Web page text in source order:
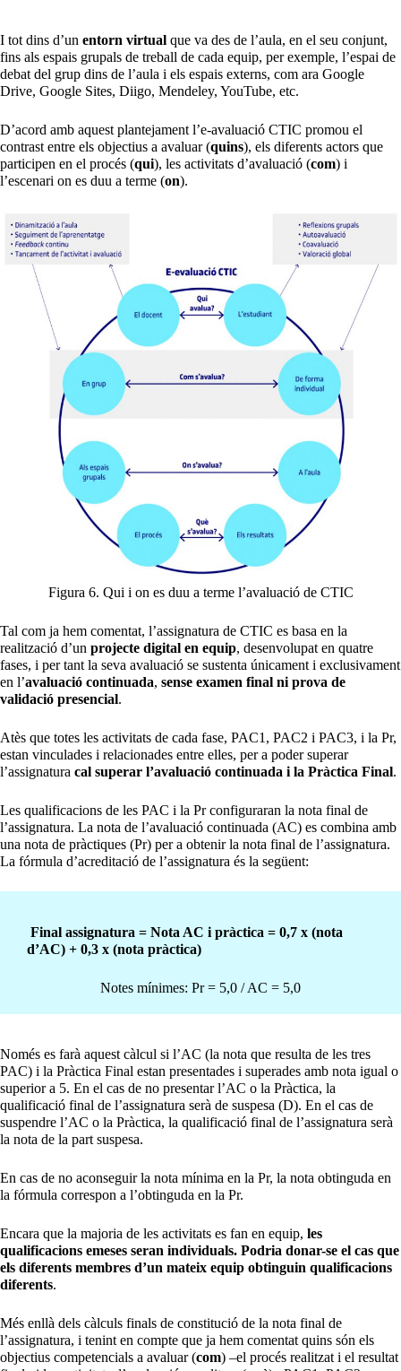
I tot dins d’un entorn virtual que va des de l’aula, en el seu conjunt,
fins als espais grupals de treball de cada equip, per exemple, l’espai de
debat del grup dins de l’aula i els espais externs, com ara Google
Drive, Google Sites, Diigo, Mendeley, YouTube, etc.
D’acord amb aquest plantejament l’e-avaluació CTIC promou el
contrast entre els objectius a avaluar (quins), els diferents actors que
participen en el procés (qui), les activitats d’avaluació (com) i
l’escenari on es duu a terme (on).
Figura 6. Qui i on es duu a terme l’avaluació de CTIC
Tal com ja hem comentat, l’assignatura de CTIC es basa en la
realització d’un projecte digital en equip, desenvolupat en quatre
fases, i per tant la seva avaluació se sustenta únicament i exclusivament
en l’avaluació continuada, sense examen final ni prova de
validació presencial.
Atès que totes les activitats de cada fase, PAC1, PAC2 i PAC3, i la Pr,
estan vinculades i relacionades entre elles, per a poder superar
l’assignatura cal superar l’avaluació continuada i la Pràctica Final.
Les qualificacions de les PAC i la Pr configuraran la nota final de
l’assignatura. La nota de l’avaluació continuada (AC) es combina amb
una nota de pràctiques (Pr) per a obtenir la nota final de l’assignatura.
La fórmula d’acreditació de l’assignatura és la següent:
Final assignatura = Nota AC i pràctica = 0,7 x (nota
d’AC) + 0,3 x (nota pràctica)
Notes mínimes: Pr = 5,0 / AC = 5,0
Només es farà aquest càlcul si l’AC (la nota que resulta de les tres
PAC) i la Pràctica Final estan presentades i superades amb nota igual o
superior a 5. En el cas de no presentar l’AC o la Pràctica, la
qualificació final de l’assignatura serà de suspesa (D). En el cas de
suspendre l’AC o la Pràctica, la qualificació final de l’assignatura serà
la nota de la part suspesa.
En cas de no aconseguir la nota mínima en la Pr, la nota obtinguda en
la fórmula correspon a l’obtinguda en la Pr.
Encara que la majoria de les activitats es fan en equip, les
qualificacions emeses seran individuals. Podria donar-se el cas que
els diferents membres d’un mateix equip obtinguin qualificacions
diferents.
Més enllà dels càlculs finals de constitució de la nota final de
l’assignatura, i tenint en compte que ja hem comentat quins són els
objectius competencials a avaluar (com) –el procés realitzat i el resultat